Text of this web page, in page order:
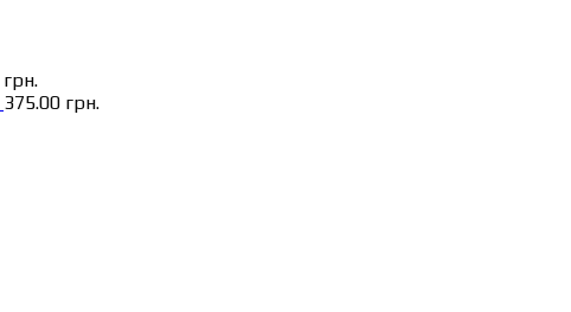
грн.
375.00 грн.